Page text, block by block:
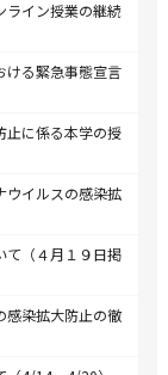
ライン授業の継続
ける緊急事態宣言
止に係る本学の授
ウイルスの感染拡
て（４月１９日掲
感染拡大防止の徹